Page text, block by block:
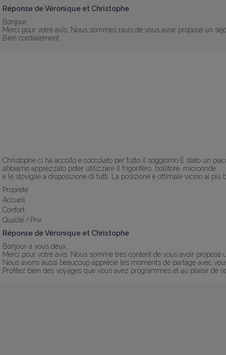
Réponse de Véronique et Christophe
Bonjour,
Merci pour votre avis. Nous sommes ravis de vous avoir proposé un
Bien cordialement.
Christophe ci ha accolto e coccolato per tutto il soggiorno È stato un
abbiamo apprezzato poter utilizzare il frigorifero, bollitore, microonde
e le stoviglie a disposizione di tutti. La posizione è ottimale vicino ai
Propreté
Accueil
Confort
Qualité / Prix
Réponse de Véronique et Christophe
Bonjour à vous deux,
Merci pour votre avis. Nous somme très content de vous avoir proposé
Nous avons aussi beaucoup apprécié les moments de partage avec
Profitez bien des voyages que vous avez programmés et au plaisir de